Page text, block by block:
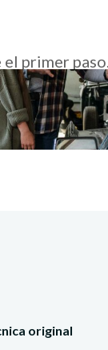
primer
original